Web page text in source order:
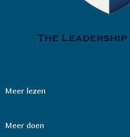
Meer lezen
Meer doen